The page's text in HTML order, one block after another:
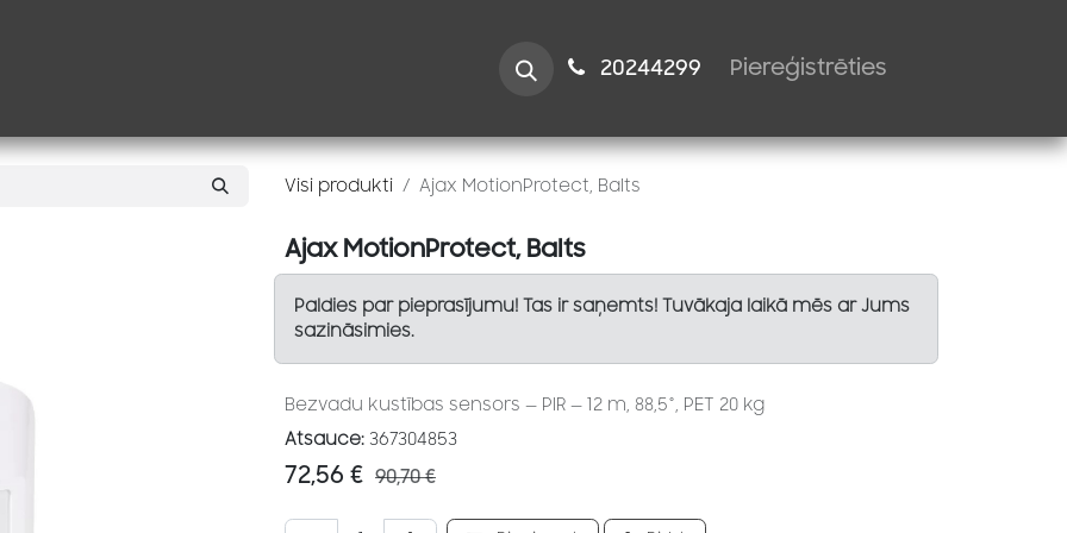
Speciālistiem 2024​​4299 Piereģistrēties
Visi produkti Ajax MotionProtect, Balts
Ajax MotionProtect, Balts
Paldies par pieprasījumu! Tas ir saņemts! Tuvākaja laikā mēs ar Jums
sazināsimies.
Bezvadu kustības sensors — PIR — 12 m, 88,5°, PET 20 kg
Atsauce: 367304853
72,56 € 90,70€